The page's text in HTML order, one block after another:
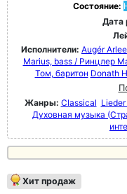
Состояние:
Дата
Исполнители: Augér
Marius, bass / Ринцлер
Том, баритон Donath
Жанры: Classical
Духовная музыка
Хит продаж